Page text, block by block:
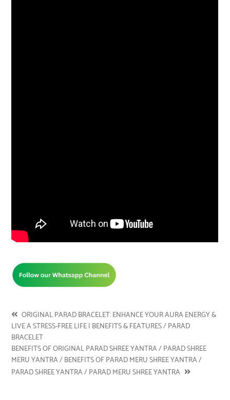
ORIGINAL PARAD BRACELET: ENHANCE YOUR AURA ENERGY &
LIVE A STRESS-FREE LIFE | BENEFITS & FEATURES / PARAD
BRACELET
BENEFITS OF ORIGINAL PARAD SHREE YANTRA / PARAD SHREE
MERU YANTRA / BENEFITS OF PARAD MERU SHREE YANTRA /
PARAD SHREE YANTRA / PARAD MERU SHREE YANTRA